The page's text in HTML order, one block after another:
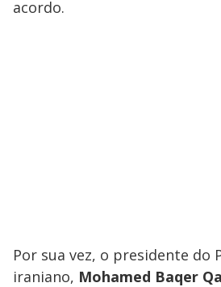
acordo.
Por sua vez, o presidente do
iraniano, Mohamed Baqer